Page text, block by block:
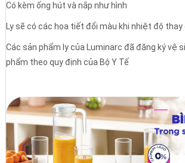
Có kèm ống hút và nắp như hình
Ly sẽ có các họa tiết đổi màu khi nhiệt độ thay
Các sản phẩm ly của Luminarc đã đăng ký vệ
phẩm theo quy định của Bộ Y Tế